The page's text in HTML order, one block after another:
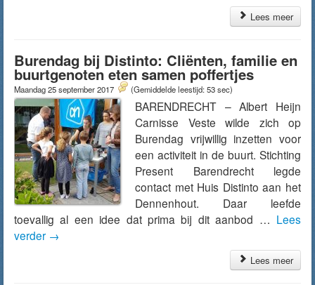
Lees meer
Burendag bij Distinto: Cliënten, familie en
buurtgenoten eten samen poffertjes
Maandag 25 september 2017 (Gemiddelde leestijd: 53 sec)
BARENDRECHT – Albert Heijn
Carnisse Veste wilde zich op
Burendag vrijwillig inzetten voor
een activiteit in de buurt. Stichting
Present Barendrecht legde
contact met Huis Distinto aan het
Dennenhout. Daar leefde
toevallig al een idee dat prima bij dit aanbod … Lees
verder →
Lees meer